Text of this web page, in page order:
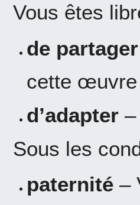
Vous êtes
de partager
cette œuvre
d’adapter
Sous les
paternité–